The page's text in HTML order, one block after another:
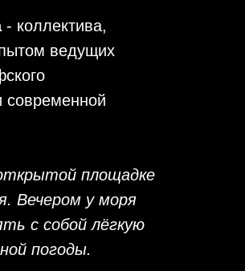
- коллектива,
ведущих
современной
площадке
Вечером у моря
с собой лёгкую
погоды.